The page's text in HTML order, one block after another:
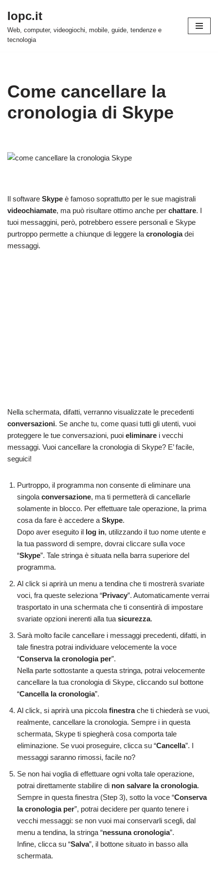
Vai
al
Iopc.it
Web, computer, videogiochi, mobile, guide, tendenze e
tecnologia
Come cancellare la
cronologia di Skype
Il software Skype è famoso soprattutto per le sue magistrali
videochiamate, ma può risultare ottimo anche per chattare. I
tuoi messaggini, però, potrebbero essere personali e Skype
purtroppo permette a chiunque di leggere la cronologiadei
messaggi.
Nella schermata, difatti, verranno visualizzate le precedenti
conversazioni. Se anche tu, come quasi tutti gli utenti, vuoi
proteggere le tue conversazioni, puoi eliminare i vecchi
messaggi. Vuoi cancellare la cronologia di Skype? E’ facile,
seguici!
Purtroppo, il programma non consente di eliminare una
singola conversazione, ma ti permetterà di cancellarle
solamente in blocco. Per effettuare tale operazione, la prima
cosa da fare è accedere a Skype.
Dopo aver eseguito il log in, utilizzando il tuo nome utente e
la tua password di sempre, dovrai cliccare sulla voce
“Skype”. Tale stringa è situata nella barra superiore del
programma.
Al click si aprirà un menu a tendina che ti mostrerà svariate
voci, fra queste seleziona “Privacy”. Automaticamente verrai
trasportato in una schermata che ti consentirà di impostare
svariate opzioni inerenti alla tua sicurezza.
Sarà molto facile cancellare i messaggi precedenti, difatti, in
tale finestra potrai individuare velocemente la voce
“Conserva la cronologia per”.
Nella parte sottostante a questa stringa, potrai velocemente
cancellare la tua cronologia di Skype, cliccando sul bottone
“Cancella la cronologia”.
Al click, si aprirà una piccola finestrache ti chiederà se vuoi,
realmente, cancellare la cronologia. Sempre i in questa
schermata, Skype ti spiegherà cosa comporta tale
eliminazione. Se vuoi proseguire, clicca su “Cancella”. I
messaggi saranno rimossi, facile no?
Se non hai voglia di effettuare ogni volta tale operazione,
potrai direttamente stabilire di non salvare la cronologia.
Sempre in questa finestra (Step 3), sotto la voce “Conserva
la cronologia per”, potrai decidere per quanto tenere i
vecchi messaggi: se non vuoi mai conservarli scegli, dal
menu a tendina, la stringa “nessuna cronologia”.
Infine, clicca su “Salva”, il bottone situato in basso alla
schermata.